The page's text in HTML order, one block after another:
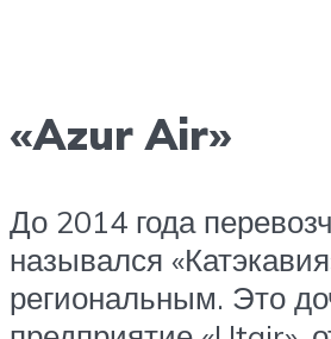
«Azur Air»
До 2014 года
назывался
региональным. Это